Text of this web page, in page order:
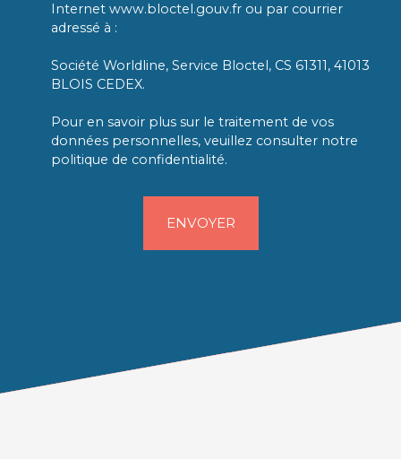
Internet www.bloctel.gouv.fr ou par courrier
adressé à :
Société Worldline, Service Bloctel, CS 61311, 41013
BLOIS CEDEX.
Pour en savoir plus sur le traitement de vos
données personnelles, veuillez consulter notre
politique de confidentialité.
ENVOYER